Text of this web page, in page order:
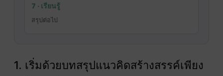
7 · เรียนรู้
สรุปต่อไป
1. เริ่มด้วยบทสรุปแนวคิดสร้างสรรค์เพียง